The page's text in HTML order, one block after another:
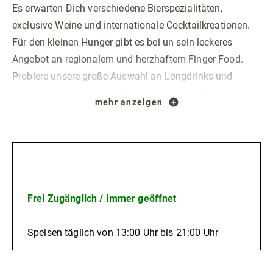
Es erwarten Dich verschiedene Bierspezialitäten,
exclusive Weine und internationale Cocktailkreationen.
Für den kleinen Hunger gibt es bei un sein leckeres
Angebot an regionalem und herzhaftem Finger Food.
Probiere unsere große Auswahl an Longdrinks und
Sommermonaten auf unserer sonnigen Barterrasse.
Uhr.
mehr anzeigen
Frei Zugänglich / Immer geöffnet
Speisen täglich von 13:00 Uhr bis 21:00 Uhr